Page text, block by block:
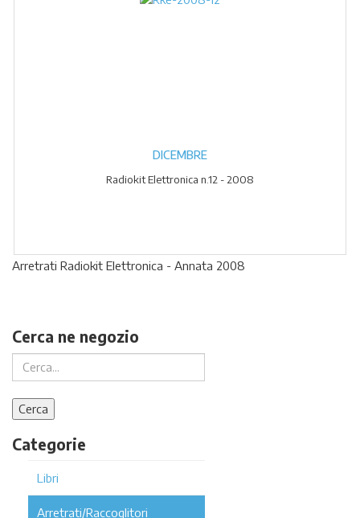
DICEMBRE
Radiokit Elettronica n.12 - 2008
Arretrati Radiokit Elettronica - Annata 2008
Cerca ne negozio
Categorie
Libri
Arretrati/Raccoglitori